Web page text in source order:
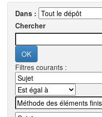
Dans :
Chercher
Filtres courants :